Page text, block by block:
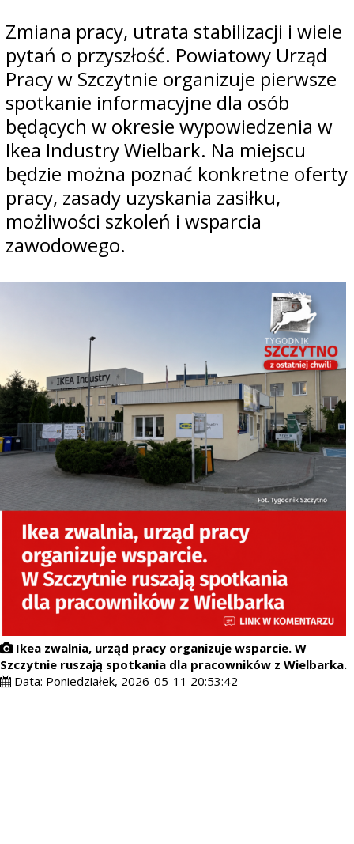
Zmiana pracy, utrata stabilizacji i wiele
pytań o przyszłość. Powiatowy Urząd
Pracy w Szczytnie organizuje pierwsze
spotkanie informacyjne dla osób
będących w okresie wypowiedzenia w
Ikea Industry Wielbark. Na miejscu
będzie można poznać konkretne oferty
pracy, zasady uzyskania zasiłku,
możliwości szkoleń i wsparcia
zawodowego.
Ikea zwalnia, urząd pracy organizuje wsparcie. W
Szczytnie ruszają spotkania dla pracowników z Wielbarka.
Data: Poniedziałek, 2026-05-11 20:53:42